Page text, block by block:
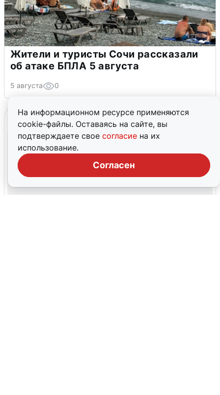
На информационном ресурсе применяются
cookie-файлы. Оставаясь на сайте, вы
подтверждаете свое согласие на их
использование.
Согласен
Жители и туристы Сочи рассказали
об атаке БПЛА 5 августа
5 августа 0